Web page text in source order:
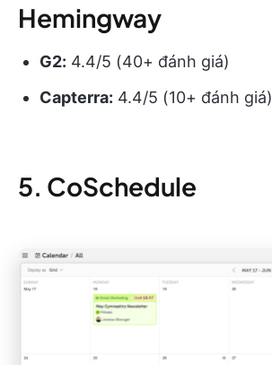
Hemingway
G2: 4.4/5 (40+ đánh giá)
Capterra: 4.4/5 (10+ đánh giá)
5. CoSchedule